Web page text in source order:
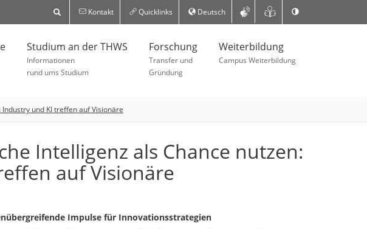
Kontakt Quicklinks Deutsch
Studium an der THWS
Informationen
rund ums Studium
Forschung
Transfer und
Gründung
Weiterbildung
Campus Weiterbildung
und KI treffen auf Visionäre
Intelligenz als Chance nutzen:
auf Visionäre
Impulse für Innovationsstrategien